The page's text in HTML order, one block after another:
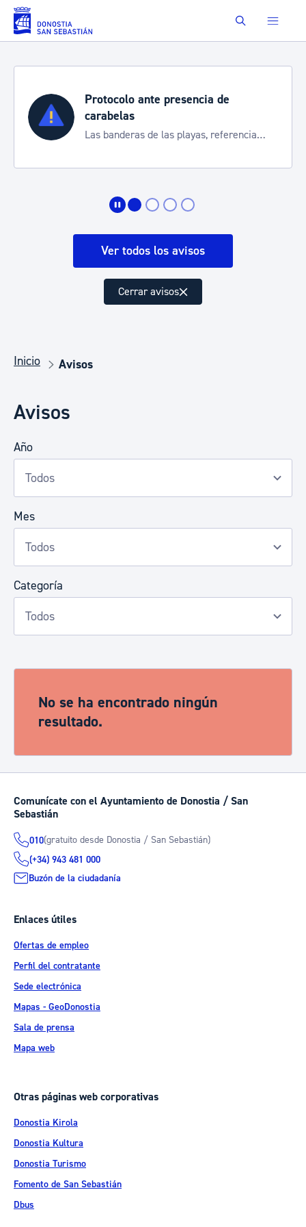
Saltar al contenido principal Buscar
Protocolo ante presencia de
carabelas
Las banderas de las playas, referencia
Ver todos los avisos
Cerrar avisos
Inicio Avisos
Avisos
Año
Mes
Categoría
No se ha encontrado ningún
resultado.
Comunícate con el Ayuntamiento de Donostia / San
Sebastián
010(gratuito desde Donostia / San Sebastián)
(+34) 943 481 000
Buzón de la ciudadanía
Enlaces útiles
Ofertas de empleo
Perfil del contratante
Sede electrónica
Mapas - GeoDonostia
Sala de prensa
Mapa web
Otras páginas web corporativas
Donostia Kirola
Donostia Kultura
Donostia Turismo
Fomento de San Sebastián
Dbus